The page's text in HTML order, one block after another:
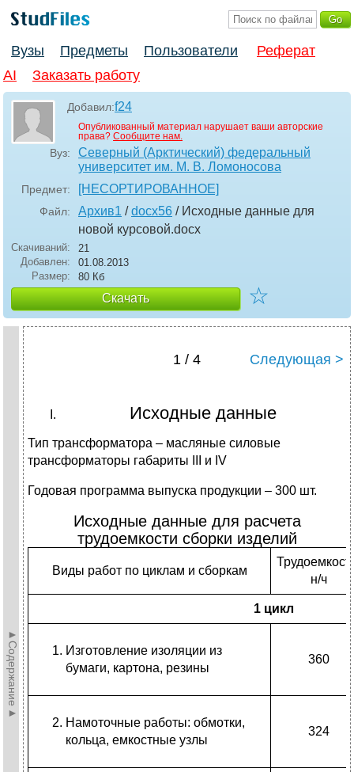
Вузы Предметы Пользователи
Реферат
AI
Заказать работу
Добавил:f24
Опубликованный материал нарушает ваши авторские
права? Сообщите нам.
Вуз:
Северный (Арктический) федеральный
университет им. М. В. Ломоносова
Предмет: [НЕСОРТИРОВАННОЕ]
Файл: Архив1 /docx56 / Исходные данные для
новой курсовой.docx
Скачиваний:
21
Добавлен:
01.08.2013
Размер:
80 Кб
Скачать ☆
►Содержание►
1 / 4 Следующая >
Исходные данные
Тип трансформатора – масляные силовые
трансформаторы габариты III и IV
Годовая программа выпуска продукции – 300 шт.
Исходные данные для расчета
трудоемкости сборки изделий
Виды работ по циклам и сборкам
н/ч
1 цикл
Изготовление изоляции из
бумаги, картона, резины
360
Намоточные работы: обмотки,
кольца, емкостные узлы
324